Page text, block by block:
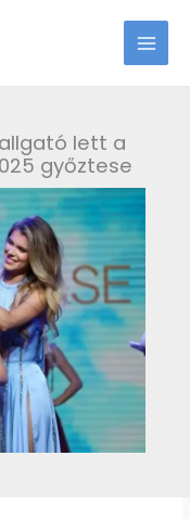
lett a
győztese